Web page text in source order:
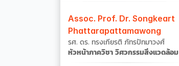
Assoc. Prof. Dr. Songkeart
Phattarapattamawong
รศ. ดร. ทรงเกียรติ ภัทรปัทมาวงศ์
หัวหน้าภาควิชา วิศวกรรมสิ่งแวดล้อม